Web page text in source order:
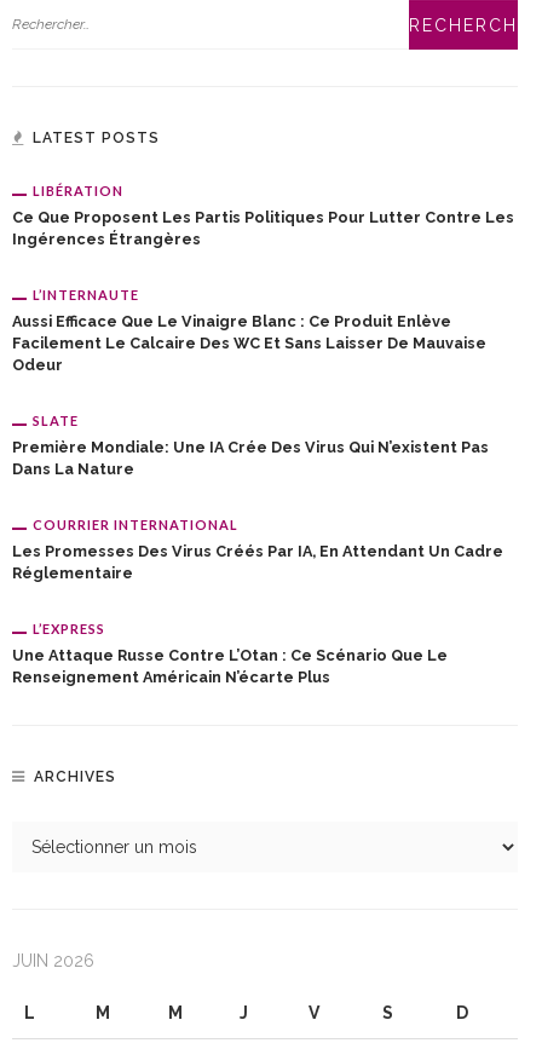
LATEST POSTS
LIBÉRATION
Ce Que Proposent Les Partis Politiques Pour Lutter Contre Les
Ingérences Étrangères
L’INTERNAUTE
Aussi Efficace Que Le Vinaigre Blanc : Ce Produit Enlève
Facilement Le Calcaire Des WC Et Sans Laisser De Mauvaise
Odeur
SLATE
Première Mondiale: Une IA Crée Des Virus Qui N’existent Pas
Dans La Nature
COURRIER INTERNATIONAL
Les Promesses Des Virus Créés Par IA, En Attendant Un Cadre
Réglementaire
L’EXPRESS
Une Attaque Russe Contre L’Otan : Ce Scénario Que Le
Renseignement Américain N’écarte Plus
ARCHIVES
JUIN 2026
L M M J V S D